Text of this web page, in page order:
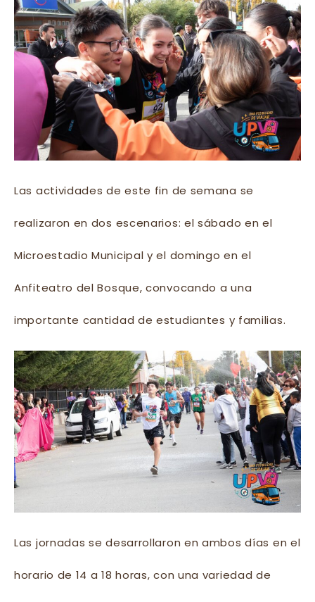
Las actividades de este fin de semana se
realizaron en dos escenarios: el sábado en el
Microestadio Municipal y el domingo en el
Anfiteatro del Bosque, convocando a una
importante cantidad de estudiantes y familias.
Las jornadas se desarrollaron en ambos días en el
horario de 14 a 18 horas, con una variedad de